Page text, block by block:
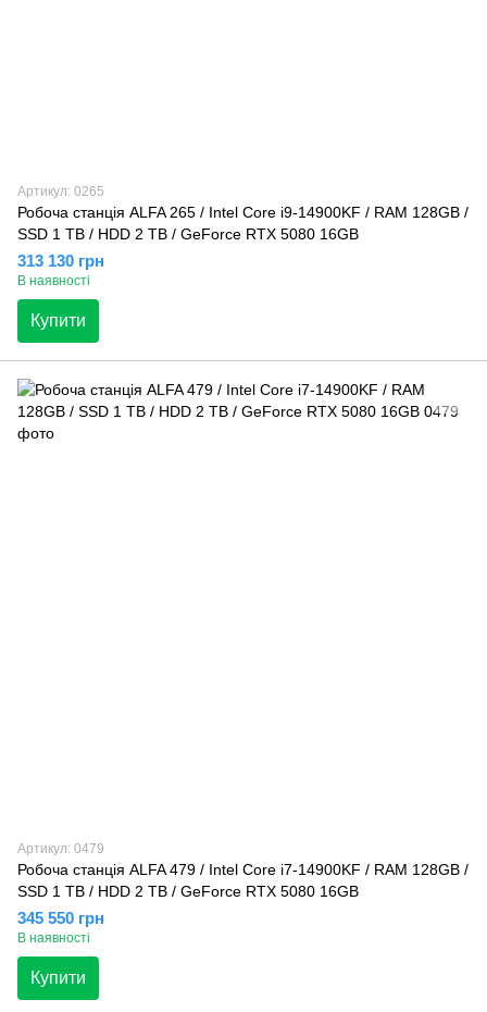
Артикул: 0265
Робоча станція ALFA 265 / Intel Core i9-14900KF / RAM 128GB /
SSD 1 TB / HDD 2 TB / GeForce RTX 5080 16GB
313 130 грн
В наявності
Купити
Артикул: 0479
Робоча станція ALFA 479 / Intel Core i7-14900KF / RAM 128GB /
SSD 1 TB / HDD 2 TB / GeForce RTX 5080 16GB
345 550 грн
В наявності
Купити